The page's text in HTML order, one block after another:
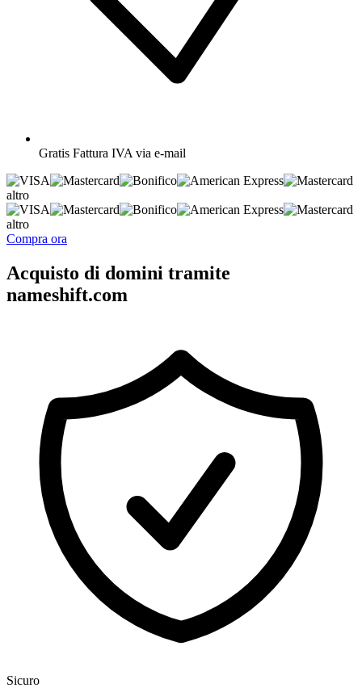
Gratis Fattura IVA via e-mail
altro
altro
Compra ora
Acquisto di domini tramite
nameshift.com
Sicuro